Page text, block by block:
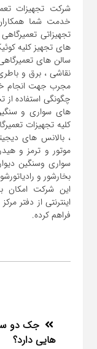
خدمت شما
تجهیزاتی
های تجهیز کلیه
سالن های
نقاشی ، برق و
مجرب جهت انجام
چگونگی استفاده از
های سواری و
کلیه تجهیزات
، بالانس های
موتور و ترمز و
سواری و‌سنگین
این شرکت امکان
اینترنتی از دفتر
فراهم کرده.
جک دو
هایی دارد؟